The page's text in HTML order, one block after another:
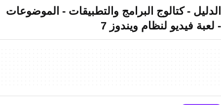
الدليل - كتالوج البرامج والتطبيقات - الموضوعات
- لعبة فيديو لنظام ويندوز 7